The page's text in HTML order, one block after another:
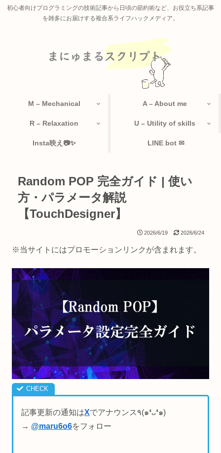
初心者向けプログラミングの技術記事から日頃の節約術など、お役立ち系記事
を雑多にお届けする複合系ライフハックメディア。
M – Mechanical A – About me
R – Relaxation U – Utility of skills
Insta映え📷✨ LINE bot ✉
Random POP 完全ガイド | 使い
方・パラメータ解説
【TouchDesigner】
2026/6/19 2026/6/24
※当サイトにはプロモーションリンクが含まれます。
記事更新の通知はX
でアナウンス٩(๑❛ᴗ❛๑)
→ @maru6o6をフォロー